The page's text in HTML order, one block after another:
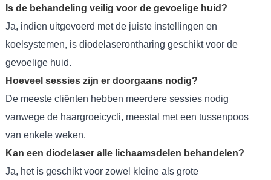
Is de behandeling veilig voor de gevoelige huid?
Ja, indien uitgevoerd met de juiste instellingen en
koelsystemen, is diodelaserontharing geschikt voor de
gevoelige huid.
Hoeveel sessies zijn er doorgaans nodig?
De meeste cliënten hebben meerdere sessies nodig
vanwege de haargroeicycli, meestal met een tussenpoos
van enkele weken.
Kan een diodelaser alle lichaamsdelen behandelen?
Ja, het is geschikt voor zowel kleine als grote